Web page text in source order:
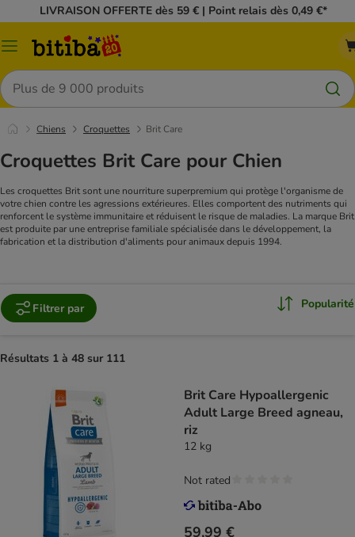
LIVRAISON OFFERTE dès 59 € | Point relais dès 0,49 €*
Menu
Rechercher
Chiens Croquettes Brit Care
Croquettes Brit Care pour Chien
Les croquettes Brit sont une nourriture superpremium qui protège l'organisme de
votre chien contre les agressions extérieures. Elles comportent des nutriments qui
renforcent le système immunitaire et réduisent le risque de maladies. La marque Brit
est produite par une entreprise familiale spécialisée dans le développement, la
fabrication et la distribution d'aliments pour animaux depuis 1994.
Filtrer par Popularité
Résultats 1 à 48 sur 111
Brit Care Hypoallergenic
Adult Large Breed agneau,
riz
12 kg
59,99 €
Not rated